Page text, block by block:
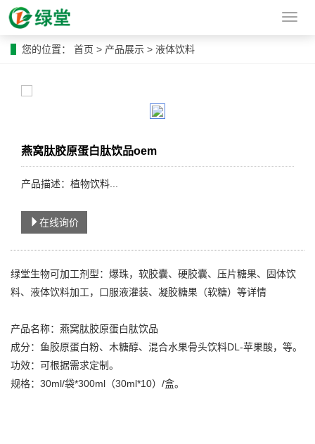
导
您的位置： 首页 > 产品展示 > 液体饮料
燕窝肽胶原蛋白肽饮品oem
产品描述：植物饮料...
在线询价
绿堂生物可加工剂型：爆珠，软胶囊、硬胶囊、压片糖果、固体饮
料、液体饮料加工，口服液灌装、凝胶糖果（软糖）等详情
产品名称：燕窝肽胶原蛋白肽饮品
成分：鱼胶原蛋白粉、木糖醇、混合水果骨头饮料DL-苹果酸，等。
功效：可根据需求定制。
规格：30ml/袋*300ml（30ml*10）/盒。